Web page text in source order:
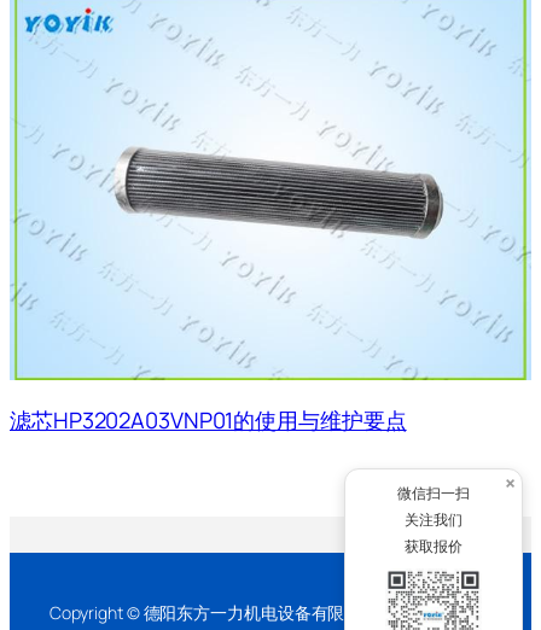
滤芯HP3202A03VNP01的使用与维护要点
Copyright © 德阳东方一力机电设备有限公司 2026 版权所有
×
微信扫一扫
关注我们
获取报价